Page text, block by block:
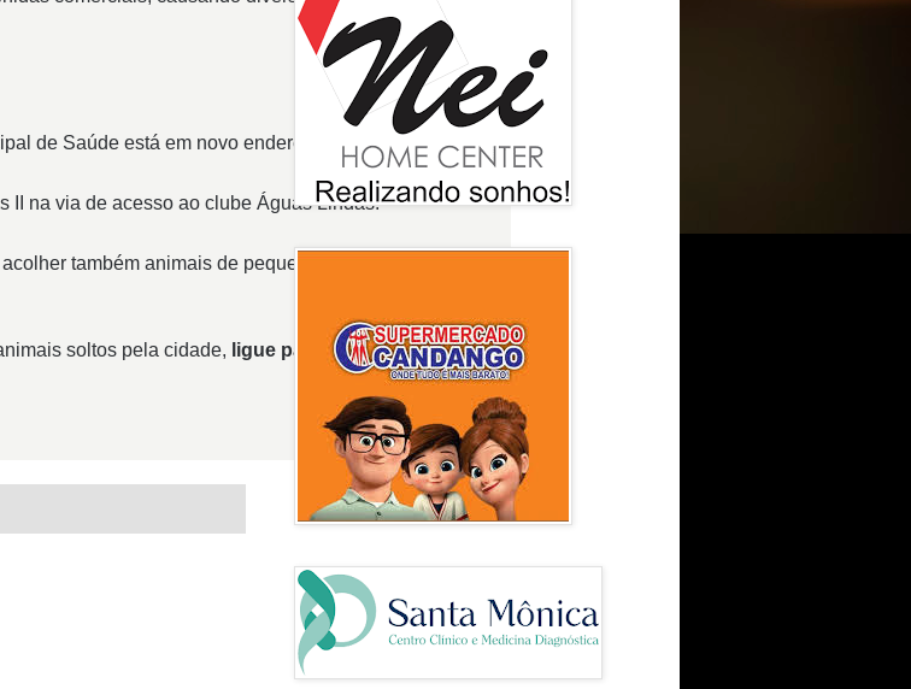
de Saúde está em novo endereço,
II na via de acesso ao clube Águas Lindas.
também animais de pequeno porte como cachorros
soltos pela cidade, ligue para o ouvidoria do